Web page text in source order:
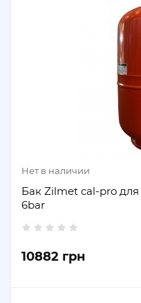
Нет в наличии
Бак Zilmet cal-pro для
6bar
10882 грн